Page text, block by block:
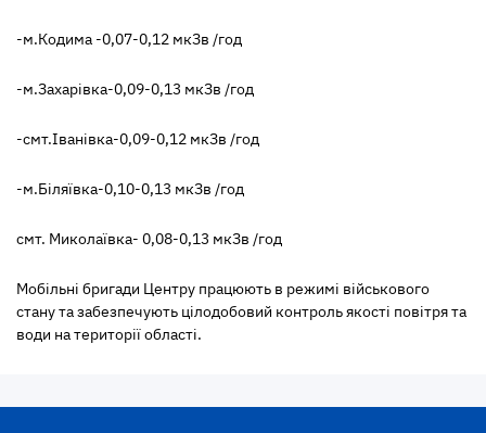
-м.Кодима -0,07-0,12 мкЗв /год
-м.Захарівка-0,09-0,13 мкЗв /год
-смт.Іванівка-0,09-0,12 мкЗв /год
-м.Біляївка-0,10-0,13 мкЗв /год
смт. Миколаївка- 0,08-0,13 мкЗв /год
Мобільні бригади Центру працюють в режимі військового
стану та забезпечують цілодобовий контроль якості повітря та
води на території області.